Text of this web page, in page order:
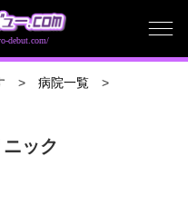
debut.com/
病院一覧
ック